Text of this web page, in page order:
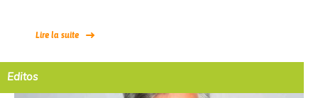
Lire la suite
Editos